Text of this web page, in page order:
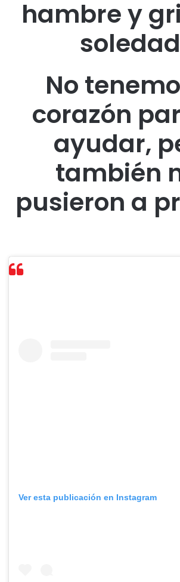
hambre y
No
corazón
ayudar,
también
pusieron a
Ver esta publicación en Instagram